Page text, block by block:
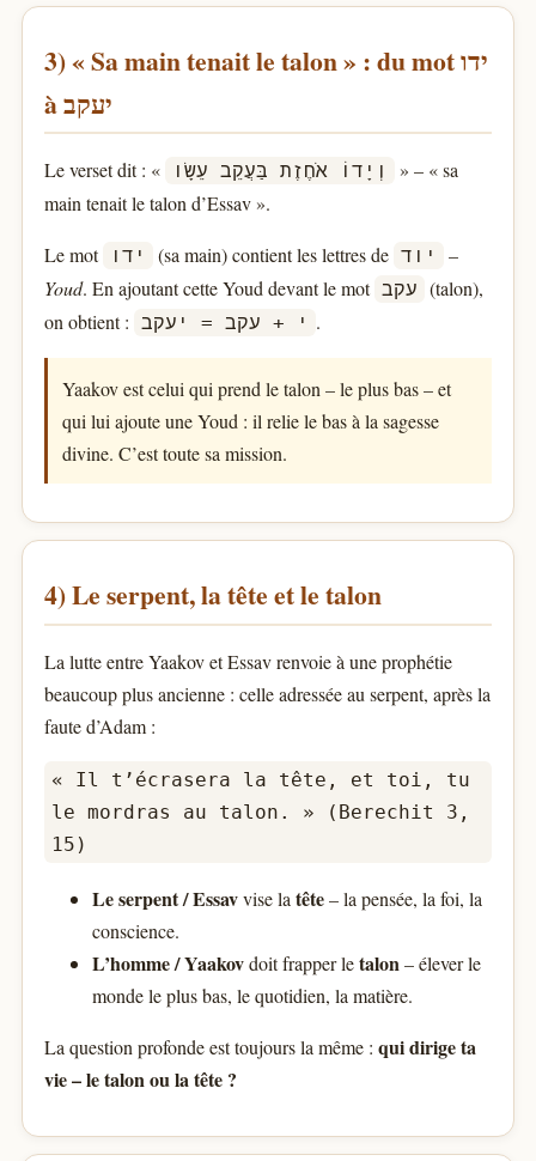
3) « Sa main tenait le talon » : du mot ידו
à יעקב
Le verset dit : « וְיָדוֹ אֹחֶזֶת בַּעֲקֵב עֵשָׂו
» – « sa
main tenait le talon d’Essav ».
Le mot ידו (sa main) contient les lettres de יוד
–
Youd. En ajoutant cette Youd devant le mot עקב (talon),
on obtient : י + עקב = יעקב .
Yaakov est celui qui prend le talon – le plus bas – et
qui lui ajoute une Youd : il relie le bas à la sagesse
divine. C’est toute sa mission.
4) Le serpent, la tête et le talon
La lutte entre Yaakov et Essav renvoie à une prophétie
beaucoup plus ancienne : celle adressée au serpent, après la
faute d’Adam :
« Il t’écrasera la tête, et toi, tu
le mordras au talon. » (Berechit 3,
15)
Le serpent / Essavvise la tête– la pensée, la foi, la
conscience.
L’homme / Yaakovdoit frapper letalon– élever le
monde le plus bas, le quotidien, la matière.
La question profonde est toujours la même : qui dirige ta
vie – le talon ou la tête ?